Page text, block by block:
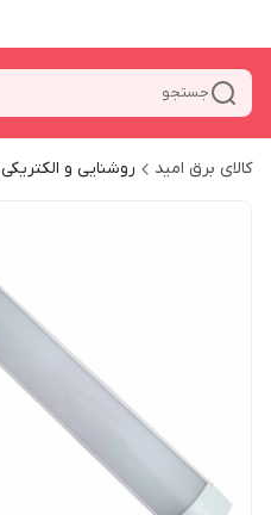
جستجو
کالای برق امید روشنایی و الکتریکی